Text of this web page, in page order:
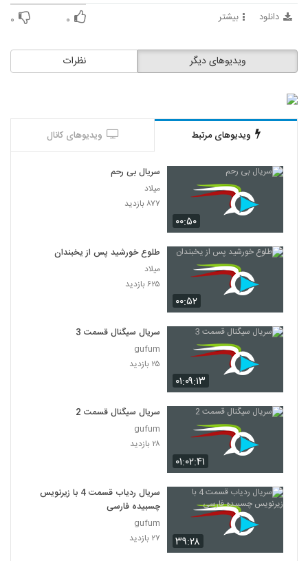
دانلود بیشتر ۰ ۰
نظرات ویدیوهای دیگر
ویدیوهای مرتبط ویدیوهای کانال
۰۰:۵۰
سریال بی رحم
میلاد
۸۷۷ بازدید
۰۰:۵۲
طلوع خورشید پس از یخبندان
میلاد
۶۲۵ بازدید
۰۱:۰۹:۱۳
سریال سیگنال قسمت 3
gufum
۲۵ بازدید
۰۱:۰۲:۴۱
سریال سیگنال قسمت 2
gufum
۲۸ بازدید
۳۹:۲۸
سریال ردیاب قسمت 4 با زیرنویس
چسبیده فارسی
gufum
۲۷ بازدید